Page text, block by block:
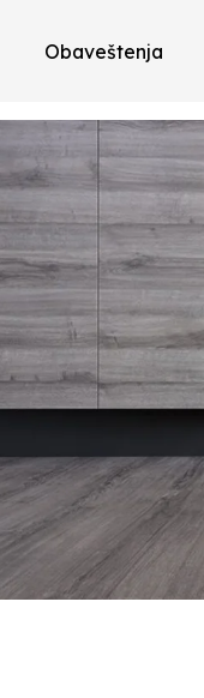
Obaveštenja